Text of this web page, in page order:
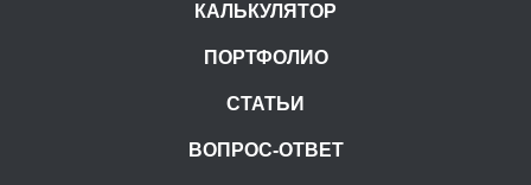
КАЛЬКУЛЯТОР
ПОРТФОЛИО
СТАТЬИ
ВОПРОС-ОТВЕТ